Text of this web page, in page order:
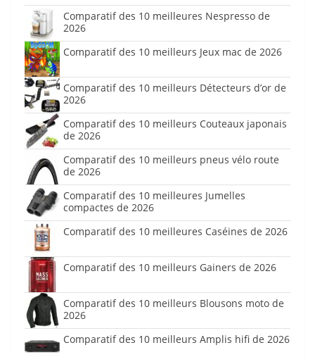
Comparatif des 10 meilleures Nespresso de
2026
Comparatif des 10 meilleurs Jeux mac de 2026
Comparatif des 10 meilleurs Détecteurs d’or de
2026
Comparatif des 10 meilleurs Couteaux japonais
de 2026
Comparatif des 10 meilleurs pneus vélo route
de 2026
Comparatif des 10 meilleures Jumelles
compactes de 2026
Comparatif des 10 meilleures Caséines de 2026
Comparatif des 10 meilleurs Gainers de 2026
Comparatif des 10 meilleurs Blousons moto de
2026
Comparatif des 10 meilleurs Amplis hifi de 2026